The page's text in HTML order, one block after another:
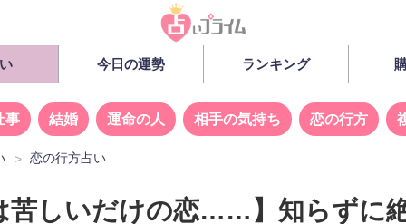
今日の運勢 ランキング
事 結婚 運命の人 相手の気持ち 恋の行方
恋の行方占い
苦しいだけの恋……】知らずに